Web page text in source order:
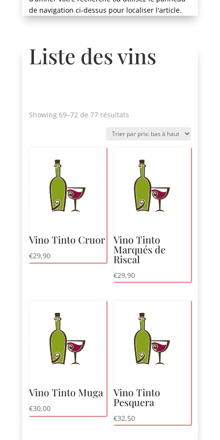
de navigation ci-dessus pour localiser l'article.
Liste des vins
Showing 69–72 de 77 résultatsTrié
prix:
haut
Vino Tinto Cruor
€29,90
Vino Tinto
Marqués de
Riscal
€29,90
Vino Tinto Muga
€30,00
Vino Tinto
Pesquera
€32,50